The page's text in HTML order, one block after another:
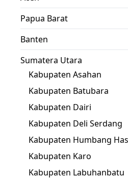
Papua Barat
Banten
Sumatera Utara
Kabupaten Asahan
Kabupaten Batubara
Kabupaten Dairi
Kabupaten Deli Serdang
Kabupaten Humbang
Kabupaten Karo
Kabupaten Labuhanbatu